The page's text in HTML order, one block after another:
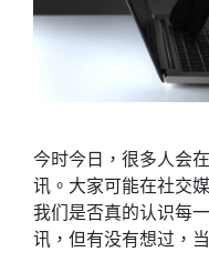
今时今日，很多人会
讯。大家可能在社交
我们是否真的认识每
讯，但有没有想过，